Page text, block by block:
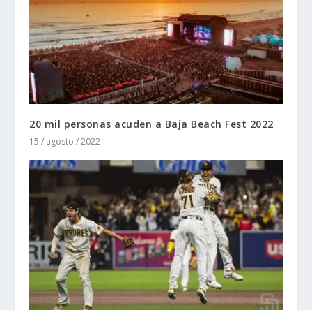
20 mil personas acuden a Baja Beach Fest 2022
15 / agosto / 2022